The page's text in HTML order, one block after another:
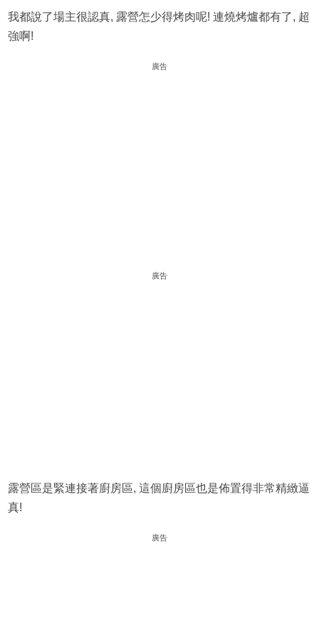
我都說了場主很認真, 露營怎少得烤肉呢! 連燒烤爐都有了, 超
強啊!
廣告
廣告
露營區是緊連接著廚房區, 這個廚房區也是佈置得非常精緻逼
真!
廣告